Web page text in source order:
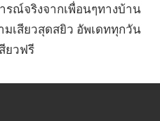
รณ์จริงจากเพื่อนๆทางบ้าน
เสียวสุดสยิว อัพเดททุกวัน
ยวฟรี